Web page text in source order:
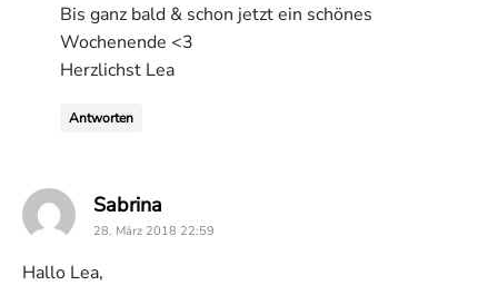
Bis ganz bald & schon jetzt ein schönes
Wochenende <3
Herzlichst Lea
Antworten
Sabrina
28. März 2018 22:59
Hallo Lea,